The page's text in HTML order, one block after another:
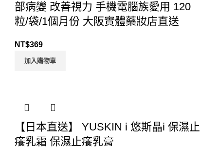
部病變 改善視力 手機電腦族愛用 120
粒/袋/1個月份 大阪實體藥妝店直送
NT$369
加入購物車
【日本直送】 YUSKIN i 悠斯晶i 保濕止
癢乳霜 保濕止癢乳膏